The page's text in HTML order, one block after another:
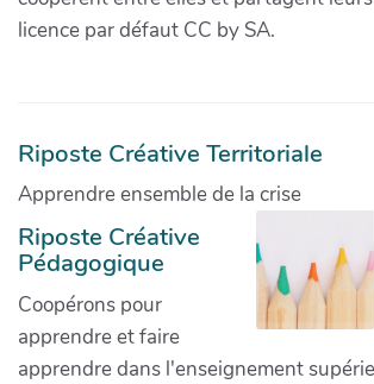
licence par défaut CC by SA.
Riposte Créative Territoriale
Apprendre ensemble de la crise
Riposte Créative
Pédagogique
Coopérons pour
apprendre et faire
apprendre dans l'enseignement